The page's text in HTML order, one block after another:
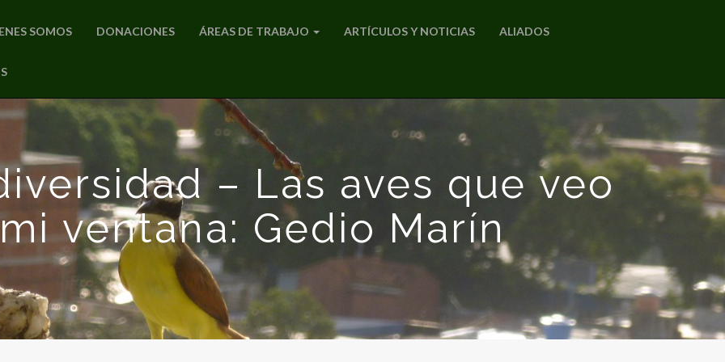
SOMOS DONACIONES ÁREAS DE TRABAJO ARTÍCULOS Y NOTICIAS ALIADOS
– Las aves que veo
ventana: Gedio Marín